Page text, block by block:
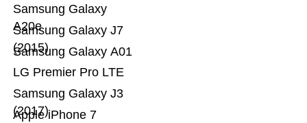
Apple iPhone 7
Samsung Galaxy J3
(2017)
LG Premier Pro LTE
Samsung Galaxy A01
Samsung Galaxy J7
(2015)
Samsung Galaxy
A20e